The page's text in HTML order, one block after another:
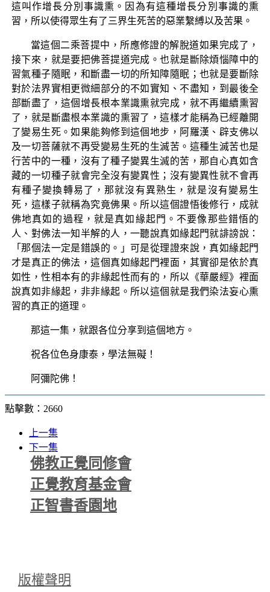
這叫作增長分別事識熏。因為有這種增長分別事識的熏
習，所以使得眾生有了三界生死苦的惡業繫縛以及苦果。
當這個二乘菩提中，所應修證的解脫道如果完成了，
接下來，就是要把佛菩提道完成。也就是斷除煩惱障中的
習氣種子隨眠，和斷盡一切的所知障隨眠；也就是要斷除
對於法界實相更微細部分的不如實知、不盡知，到最後全
部斷盡了，這個增長根本業識熏就完成，就不再繼續熏習
了，就是斷盡根本業識的熏習了，這樣才能稱為已經離開
了變易生死。如果能夠修到這個地步，阿羅漢、辟支佛以
及一切菩薩就不再受變易生死的生滅苦。這種生滅苦也是
行苦中的一種，沒有了種子變異生滅的苦，那自心真如含
藏的一切種子就會完全沒有變異性；沒有變異性就不會再
有種子變換轉易了，那就沒有異熟生，就是沒有變易生
死，這樣子就稱為究竟佛果。所以這個證悟後修行，成就
佛地真如的過程，就是真如緣起門。不要像那些錯悟的
人、對佛法一知半解的人，一聽說真如緣起門就誹謗說：
「那個法一定是錯誤的。」可是從理證來說，真如緣起門
才是真正的佛法，這個真如緣起門裡面，其實卻是依於真
如性，性相本有的非緣起性而有的，所以《華嚴經》裡面
說真如非緣起，非非緣起。所以這個就是我們染法妄心熏
習的真正的道理。
那這一集，就跟各位分享到這個地方。
祝各位色身康泰，學法無礙！
阿彌陀佛！
點擊數：2660
上一集
下一集
佛教正覺同修會
正覺教育基金會
正智書香園地
版權聲明